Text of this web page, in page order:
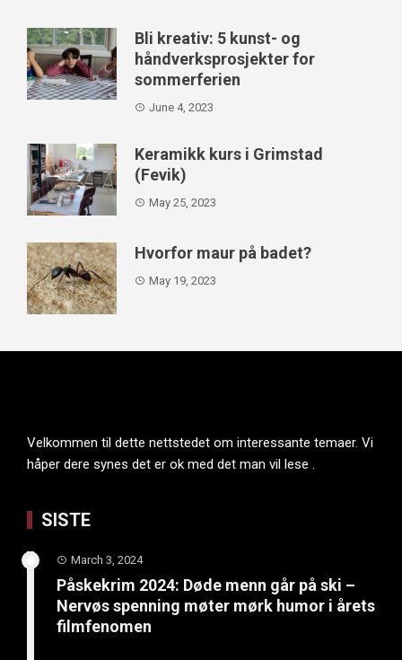
Bli kreativ: 5 kunst- og
håndverksprosjekter for
sommerferien
June 4, 2023
Keramikk kurs i Grimstad
(Fevik)
May 25, 2023
Hvorfor maur på badet?
May 19, 2023
Velkommen til dette nettstedet om interessante temaer. Vi
håper dere synes det er ok med det man vil lese .
SISTE
March 3, 2024
Påskekrim 2024: Døde menn går på ski –
Nervøs spenning møter mørk humor i årets
filmfenomen